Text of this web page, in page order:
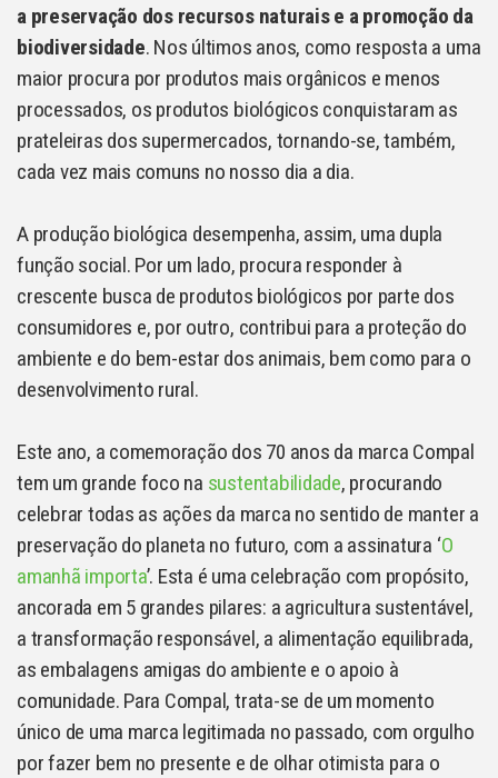
a preservação dos recursos naturais e a promoção da
biodiversidade. Nos últimos anos, como resposta a uma
maior procura por produtos mais orgânicos e menos
processados, os produtos biológicos conquistaram as
prateleiras dos supermercados, tornando-se, também,
cada vez mais comuns no nosso dia a dia.
A produção biológica desempenha, assim, uma dupla
função social. Por um lado, procura responder à
crescente busca de produtos biológicos por parte dos
consumidores e, por outro, contribui para a proteção do
ambiente e do bem-estar dos animais, bem como para o
desenvolvimento rural.
Este ano, a comemoração dos 70 anos da marca Compal
tem um grande foco na sustentabilidade, procurando
celebrar todas as ações da marca no sentido de manter a
preservação do planeta no futuro, com a assinatura ‘O
amanhã importa’. Esta é uma celebração com propósito,
ancorada em 5 grandes pilares: a agricultura sustentável,
a transformação responsável, a alimentação equilibrada,
as embalagens amigas do ambiente e o apoio à
comunidade. Para Compal, trata-se de um momento
único de uma marca legitimada no passado, com orgulho
por fazer bem no presente e de olhar otimista para o